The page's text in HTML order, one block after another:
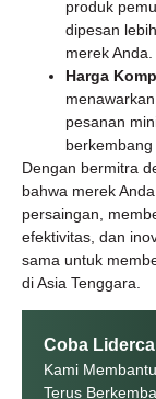
produk
dipesan
merek Anda.
Harga
pesanan
berkembang
Dengan bermitra
bahwa merek
persaingan,
efektivitas, dan
sama untuk
di Asia Tenggara.
Coba
Kami
Terus